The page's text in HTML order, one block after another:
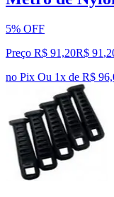
5% OFF
Preço R$ 91,20R$ 91 ,
no Pix Ou 1x de R$